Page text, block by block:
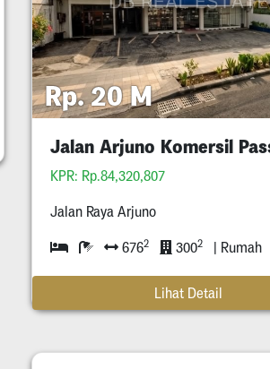
Rp. 20 M
KPR: Rp.84,320,807
Jalan Raya Arjuno
6762 3002 | Rumah
Lihat Detail